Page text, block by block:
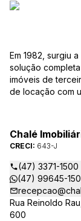
Em 1982, surgiu
solução
imóveis de
de locação com
Arte Imóveis. E
Valores.
Chalé
CRECI: 643-J
(47) 3371-1500
(47) 99645-
Rua Reinoldo
600